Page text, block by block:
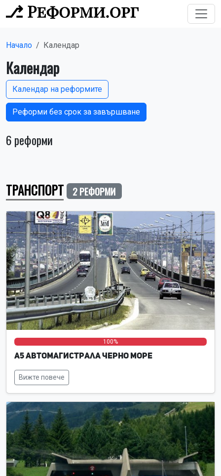
Начало Календар
Календар
Календар на реформите
Реформи без срок за завършване
6 реформи
ТРАНСПОРТ 2 РЕФОРМИ
0%
0% 100%
А5 Автомагистрала Черно море
Вижте повече